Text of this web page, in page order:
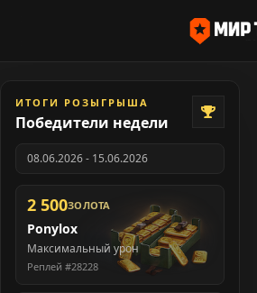
ИТОГИ РОЗЫГРЫША
Победители недели
08.06.2026 - 15.06.2026
2 500ЗОЛОТА
Ponylox
Максимальный урон
Реплей #28228